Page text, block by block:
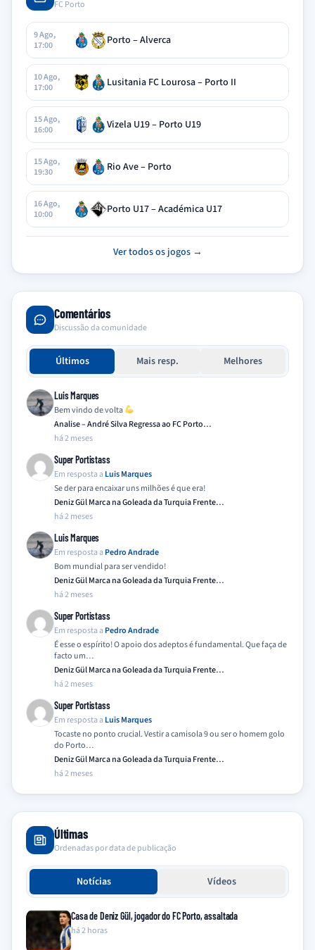
FC Porto
9 Ago,
17:00
Porto – Alverca
10 Ago,
17:00
Lusitania FC Lourosa – Porto II
15 Ago,
16:00
Vizela U19 – Porto U19
15 Ago,
19:30
Rio Ave – Porto
16 Ago,
10:00
Porto U17 – Académica U17
Ver todos os jogos →
Comentários
Discussão da comunidade
Últimos Mais resp. Melhores
Luis Marques
Bem vindo de volta
Analise – André Silva Regressa ao FC Porto…
há 2 meses
Super Portistass
Em resposta a Luis Marques
Se der para encaixar uns milhões é que era!
Deniz Gül Marca na Goleada da Turquia Frente…
há 2 meses
Luis Marques
Em resposta a Pedro Andrade
Bom mundial para ser vendido!
Deniz Gül Marca na Goleada da Turquia Frente…
há 2 meses
Super Portistass
Em resposta a Pedro Andrade
É esse o espírito! O apoio dos adeptos é fundamental. Que faça de
facto um…
Deniz Gül Marca na Goleada da Turquia Frente…
há 2 meses
Super Portistass
Em resposta a Luis Marques
Tocaste no ponto crucial. Vestir a camisola 9 ou ser o homem golo
do Porto…
Deniz Gül Marca na Goleada da Turquia Frente…
há 2 meses
Últimas
Ordenadas por data de publicação
Notícias Vídeos
Casa de Deniz Gül, jogador do FC Porto, assaltada
há 2 horas